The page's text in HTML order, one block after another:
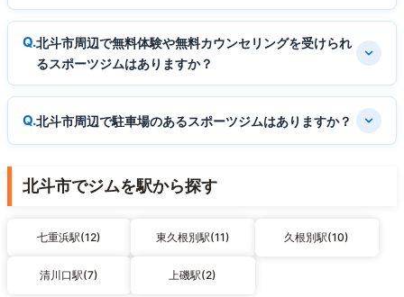
北斗市周辺で無料体験や無料カウンセリングを受けられ
るスポーツジムはありますか？
北斗市周辺で駐車場のあるスポーツジムはありますか？
北斗市でジムを駅から探す
七重浜駅(12) 東久根別駅(11) 久根別駅(10)
清川口駅(7) 上磯駅(2)